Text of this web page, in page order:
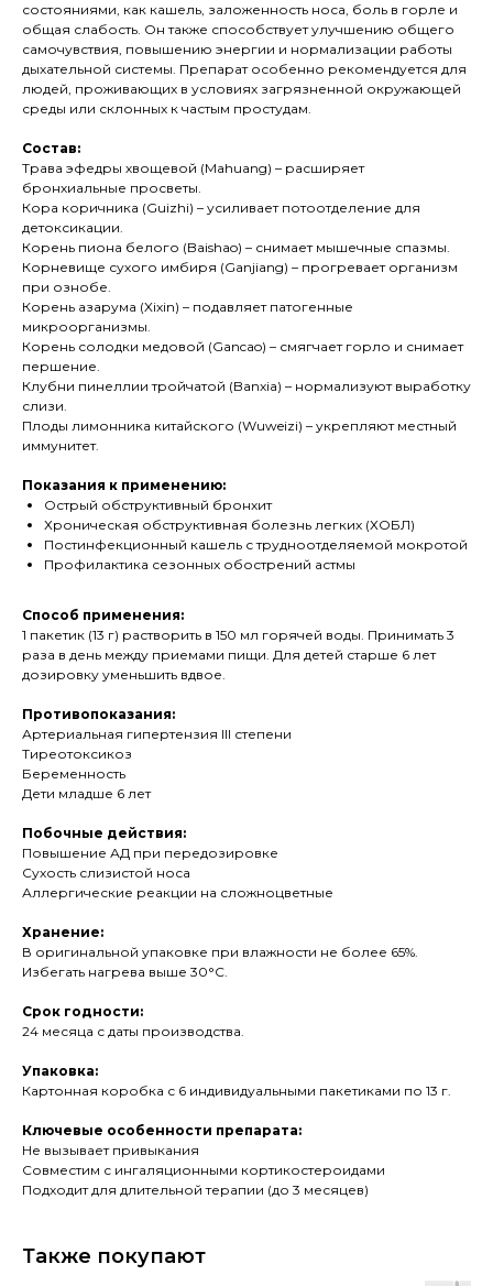
состояниями, как кашель, заложенность носа, боль в горле и
общая слабость. Он также способствует улучшению общего
самочувствия, повышению энергии и нормализации работы
дыхательной системы. Препарат особенно рекомендуется для
людей, проживающих в условиях загрязненной окружающей
среды или склонных к частым простудам.
Состав:
Трава эфедры хвощевой (Mahuang) – расширяет
бронхиальные просветы.
Кора коричника (Guizhi) – усиливает потоотделение для
детоксикации.
Корень пиона белого (Baishao) – снимает мышечные спазмы.
Корневище сухого имбиря (Ganjiang) – прогревает организм
при ознобе.
Корень азарума (Xixin) – подавляет патогенные
микроорганизмы.
Корень солодки медовой (Gancao) – смягчает горло и снимает
першение.
Клубни пинеллии тройчатой (Banxia) – нормализуют выработку
слизи.
Плоды лимонника китайского (Wuweizi) – укрепляют местный
иммунитет.
Показания к применению:
Острый обструктивный бронхит
Хроническая обструктивная болезнь легких (ХОБЛ)
Постинфекционный кашель с трудноотделяемой мокротой
Профилактика сезонных обострений астмы
Способ применения:
1 пакетик (13 г) растворить в 150 мл горячей воды. Принимать 3
раза в день между приемами пищи. Для детей старше 6 лет
дозировку уменьшить вдвое.
Противопоказания:
Артериальная гипертензия III степени
Тиреотоксикоз
Беременность
Дети младше 6 лет
Побочные действия:
Повышение АД при передозировке
Сухость слизистой носа
Аллергические реакции на сложноцветные
Хранение:
В оригинальной упаковке при влажности не более 65%.
Избегать нагрева выше 30°C.
Срок годности:
24 месяца с даты производства.
Упаковка:
Картонная коробка с 6 индивидуальными пакетиками по 13 г.
Ключевые особенности препарата:
Не вызывает привыкания
Совместим с ингаляционными кортикостероидами
Подходит для длительной терапии (до 3 месяцев)
Также покупают